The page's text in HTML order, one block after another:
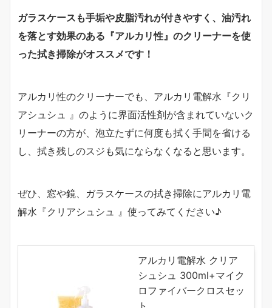
ガラスケースも手垢や皮脂汚れが付きやすく、油汚れ
を落とす効果のある『アルカリ性』のクリーナーを使
った拭き掃除がオススメです！
アルカリ性のクリーナーでも、アルカリ電解水『クリ
アシュシュ 』のように界面活性剤が含まれていないク
リーナーの方が、泡立たずに何度も拭く手間を省ける
し、拭き残しのスジも気にならなくなると思います。
ぜひ、窓や鏡、ガラスケースの拭き掃除にアルカリ電
解水『クリアシュシュ 』使ってみてください♪
アルカリ電解水 クリア
シュシュ 300ml+マイク
ロファイバークロスセッ
ト